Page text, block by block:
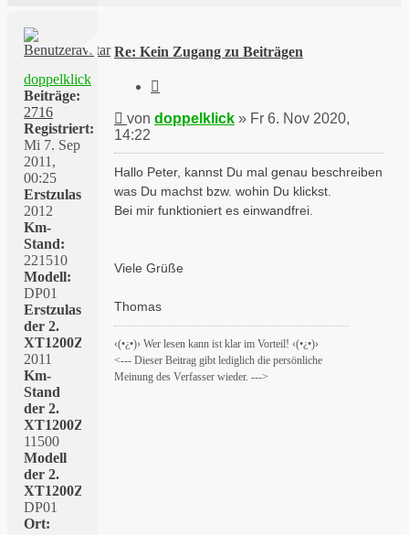
doppelklick
Beiträge:
2716
Registriert:
Mi 7. Sep
2011,
00:25
Erstzulassung:
2012
Km-
Stand:
221510
Modell:
DP01
Erstzulassung
der 2.
XT1200Z:
2011
Km-
Stand
der 2.
XT1200Z:
11500
Modell
der 2.
XT1200Z:
DP01
Ort:
Re: Kein Zugang zu Beiträgen
Beitrag
von doppelklick » Fr 6. Nov 2020,
14:22
Hallo Peter, kannst Du mal genau beschreiben
was Du machst bzw. wohin Du klickst.
Bei mir funktioniert es einwandfrei.
Viele Grüße
Thomas
‹(•¿•)› Wer lesen kann ist klar im Vorteil! ‹(•¿•)›
<--- Dieser Beitrag gibt lediglich die persönliche
Meinung des Verfasser wieder. --->